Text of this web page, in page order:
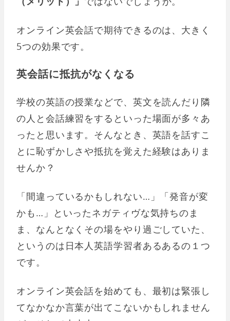
オンライン英会話で期待できるのは、大きく
5つの効果です。
英会話に抵抗がなくなる
学校の英語の授業などで、英文を読んだり隣
の人と会話練習をするといった場面が多々あ
ったと思います。そんなとき、英語を話すこ
とに恥ずかしさや抵抗を覚えた経験はありま
せんか？
「間違っているかもしれない…」「発音が変
かも…」といったネガティヴな気持ちのま
ま、なんとなくその場をやり過ごしていた、
というのは日本人英語学習者あるあるの１つ
です。
オンライン英会話を始めても、最初は緊張し
てなかなか言葉が出てこないかもしれません